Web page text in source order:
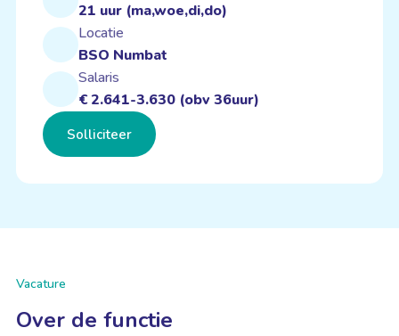
21 uur (ma,woe,di,do)
Locatie
BSO Numbat
Salaris
€ 2.641-3.630 (obv 36uur)
Solliciteer
Vacature
Over de functie